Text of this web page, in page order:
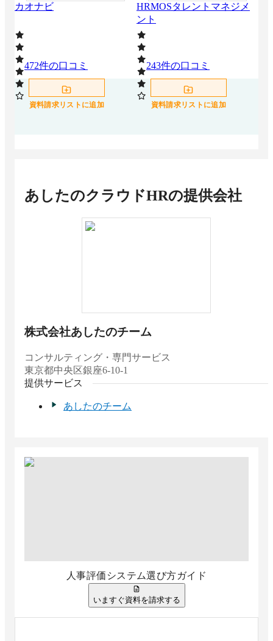
目標管理におすすめのタレントマネジメントシ
人件費シミュレーション機能を搭載する人事評
価システムおすすめ5選
OKRとは？MBOやKPIとの違い・評価方法
給与計算ソフトと連携できる人事評価システム
8選
HRTech（HRテック）サービス一覧！種類ごと
人材管理とは？企業・経営として知っておくべ
きこと・おすすめシステム
AIを活用した人事評価システム7選！業務への
メリットや注意点
較！解決できる課題
較・おすすめソフト
従業員の自律性を高める方法！自立型人材の特
徴とは？
人事評価フィードバックの伝え方・ポイント6
選！重要性・役立つ定型手法を紹介
カオナビ
472件の口コミ
資料請求リストに追加
HRMOSタレントマネジメ
ント
243件の口コミ
資料請求リストに追加
あしたのクラウドHRの提供会社
株式会社あしたのチーム
コンサルティング・専門サービス
東京都中央区銀座6-10-1
提供サービス
あしたのチーム
人事評価システム選び方ガイド
いますぐ資料を請求する